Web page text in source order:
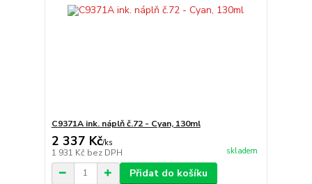
C9371A ink. náplň č.72 - Cyan, 130ml
2 337 Kč/ks
1 931 Kč bez DPH skladem
Přidat do košíku